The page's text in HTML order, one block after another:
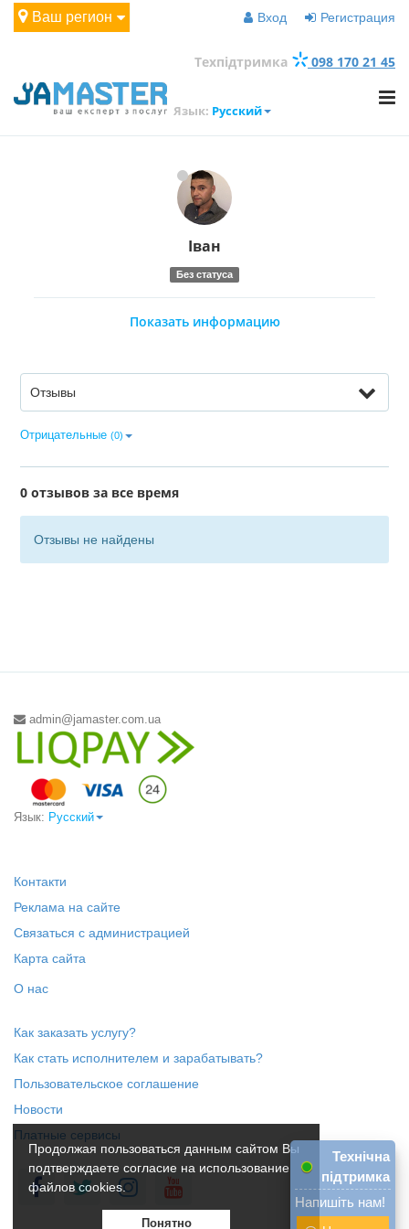
Продолжая пользоваться данным сайтом Вы
подтверждаете согласие на использование
файлов cookies.
Понятно
Ваш регион Вход Регистрация
Техпідтримка 098 170 21 45
Язык: Русский
Іван
Без статуса
Показать информацию
Отзывы
Отрицательные (0)
0 отзывов за все время
Отзывы не найдены
admin@jamaster.com.ua
Язык: Русский
Контакти
Реклама на сайте
Связаться с администрацией
Карта сайта
О нас
Как заказать услугу?
Как стать исполнителем и зарабатывать?
Пользовательское соглашение
Новости
Платные сервисы
Технічна
підтримка
Напишіть нам!